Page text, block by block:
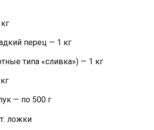
перец — 1 кг
типа «сливка») — 1 кг
— по 500 г
ложки